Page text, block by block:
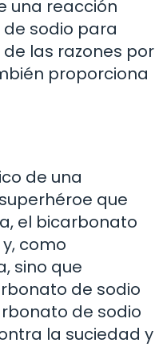
una reacción
sodio para
las razones por
proporciona
de una
que
el bicarbonato
como
sino que
de sodio
de sodio
la suciedad y